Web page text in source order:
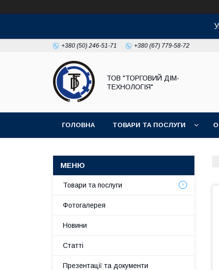
+380 (50) 246-51-71 +380 (67) 779-58-72
ТОВ "ТОРГОВИЙ ДІМ-
ТЕХНОЛОГІЯ"
ГОЛОВНА ТОВАРИ ТА ПОСЛУГИ
Товари та послуги
Фотогалерея
Новини
Статті
Презентації та документи